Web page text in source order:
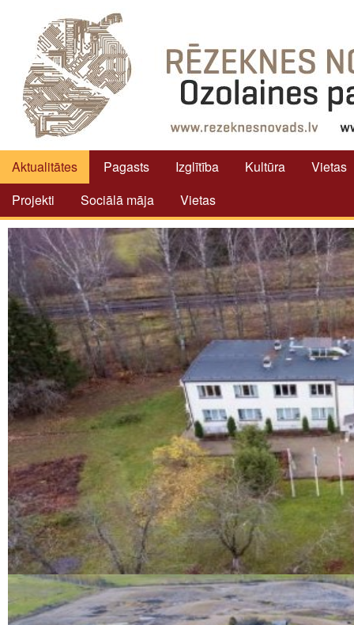
Aktualitātes Pagasts Izglītība Kultūra
Vietas
Projekti
Sociālā māja Vietas